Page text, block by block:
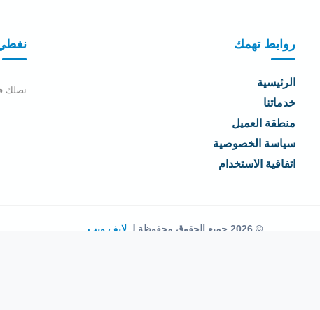
روابط تهمك
الرئيسية
خدماتنا
منطقة العميل
سياسة الخصوصية
اتفاقية الاستخدام
نصلك
© 2026 جميع الحقوق محفوظة لـ لايف ويب